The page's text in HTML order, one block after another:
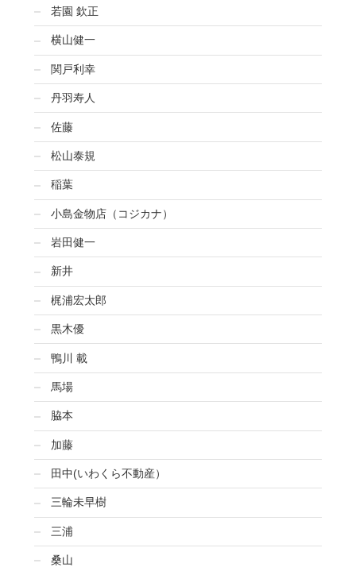
若園 欽正
横山健一
関戸利幸
丹羽寿人
佐藤
松山泰規
稲葉
小島金物店（コジカナ）
岩田健一
新井
梶浦宏太郎
黒木優
鴨川 載
馬場
脇本
加藤
田中(いわくら不動産）
三輪未早樹
三浦
桑山